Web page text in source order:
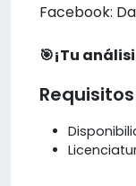
Facebook:
🎯¡Tu